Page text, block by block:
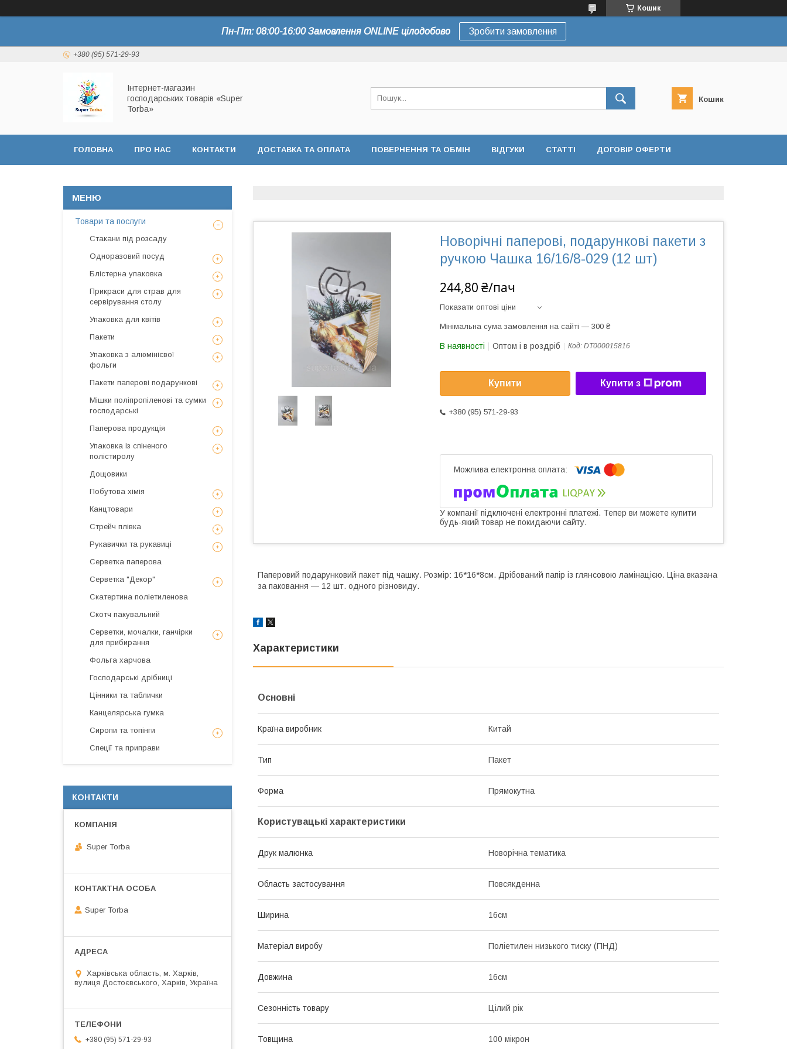
Кошик
Пн-Пт: 08:00-16:00 Замовлення ONLINE цілодобово Зробити замовлення
+380 (95) 571-29-93
Інтернет-магазин
господарських товарів «Super
Torba»
Кошик
ГОЛОВНА ПРО НАС КОНТАКТИ ДОСТАВКА ТА ОПЛАТА ПОВЕРНЕННЯ ТА ОБМІН ВІДГУКИ СТАТТІ ДОГОВІР ОФЕРТИ
Новорічні паперові, подарункові пакети з
ручкою Чашка 16/16/8-029 (12 шт)
244,80 ₴/пач
Показати оптові ціни
Мінімальна сума замовлення на сайті — 300 ₴
В наявності Оптом і в роздріб Код: DT000015816
Купити Купити з
+380 (95) 571-29-93
У компанії підключені електронні платежі. Тепер ви можете купити
будь-який товар не покидаючи сайту.
Паперовий подарунковий пакет під чашку. Розмір: 16*16*8см. Дрібований папір із глянсовою ламінацією. Ціна вказана
за паковання — 12 шт. одного різновиду.
Характеристики
Основні
Країна виробник Китай
Тип Пакет
Форма Прямокутна
Користувацькі характеристики
Друк малюнка Новорічна тематика
Область застосування Повсякденна
Ширина 16см
Матеріал виробу Поліетилен низького тиску (ПНД)
Довжина 16см
Сезонність товару Цілий рік
Товщина 100 мікрон
Товари та послуги
Стакани під розсаду
Одноразовий посуд
Блістерна упаковка
Прикраси для страв для
сервірування столу
Упаковка для квітів
Пакети
Упаковка з алюмінієвої
фольги
Пакети паперові подарункові
Мішки поліпропіленові та сумки
господарські
Паперова продукція
Упаковка із спіненого
полістиролу
Дощовики
Побутова хімія
Канцтовари
Стрейч плівка
Рукавички та рукавиці
Серветка паперова
Серветка "Декор"
Скатертина поліетиленова
Скотч пакувальний
Серветки, мочалки, ганчірки
для прибирання
Фольга харчова
Господарські дрібниці
Цінники та таблички
Канцелярська гумка
Сиропи та топінги
Спеції та приправи
КОНТАКТИ
Super Torba
Super Torba
Харківська область, м. Харків,
вулиця Достоєвського, Харків, Україна
+380 (95) 571-29-93